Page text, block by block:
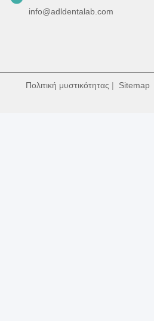
info@adldentalab.com
Πολιτική μυστικότητας | Sitemap